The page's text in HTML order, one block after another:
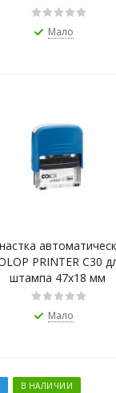
Мало
PRINTER С30
штампа 47х18 мм
Мало
В НАЛИЧИИ